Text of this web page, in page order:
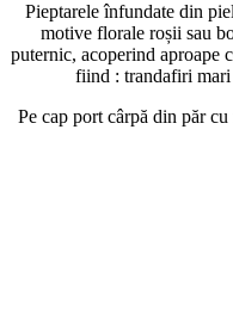
Pieptarele înfundate din
motive florale roșii sau
puternic, acoperind aproape
fiind : trandafiri
Pe cap port cârpă din păr